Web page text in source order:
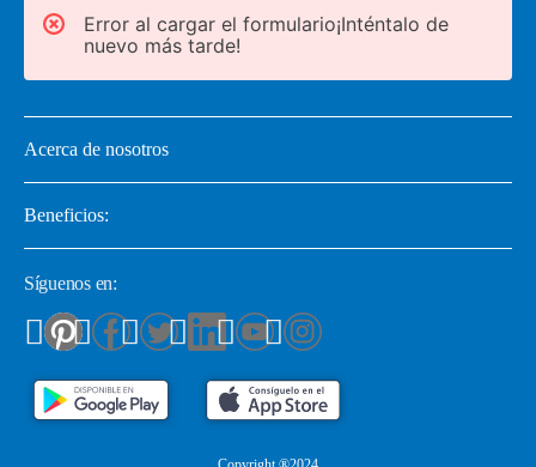
Error al cargar el formulario¡Inténtalo de
nuevo más tarde!
Acerca de nosotros
Beneficios:
Síguenos en: